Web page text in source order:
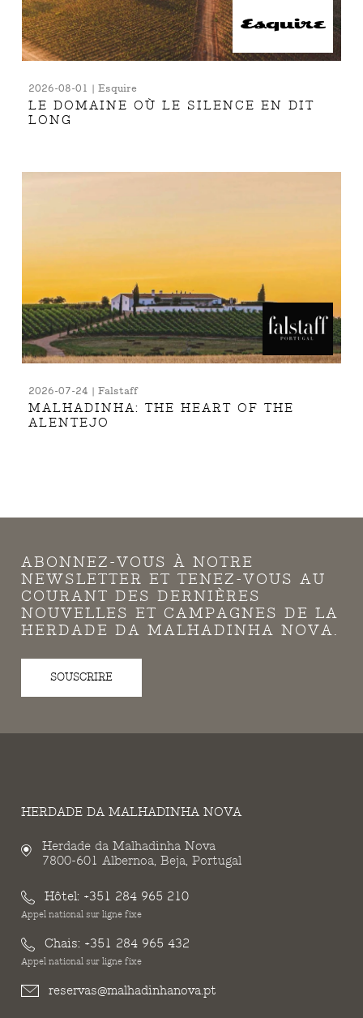
2026-08-01 | Esquire
LE DOMAINE OÙ LE SILENCE EN DIT
LONG
2026-07-24 | Falstaff
MALHADINHA: THE HEART OF THE
ALENTEJO
ABONNEZ-VOUS À NOTRE
NEWSLETTER ET TENEZ-VOUS AU
COURANT DES DERNIÈRES
NOUVELLES ET CAMPAGNES DE LA
HERDADE DA MALHADINHA NOVA.
SOUSCRIRE
HERDADE DA MALHADINHA NOVA
Herdade da Malhadinha Nova
7800-601 Albernoa, Beja, Portugal
Hôtel: +351 284 965 210
Appel national sur ligne fixe
Chais: +351 284 965 432
Appel national sur ligne fixe
reservas@malhadinhanova.pt